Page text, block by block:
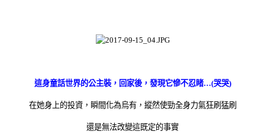
這身童話世界的公主裝，回家後，發現它慘不忍睹…(哭哭)
在她身上的投資，瞬間化為烏有，縱然使勁全身力氣狂刷猛刷
還是無法改變這既定的事實